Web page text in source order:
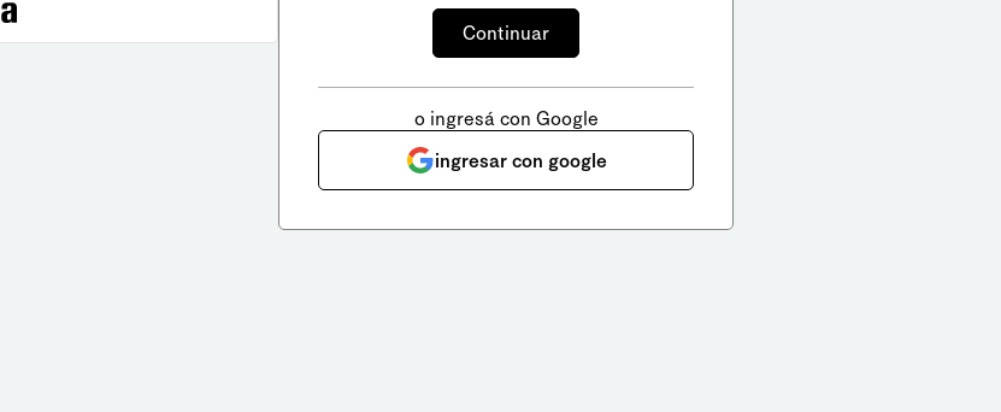
o ingresá con Google
ingresar con google